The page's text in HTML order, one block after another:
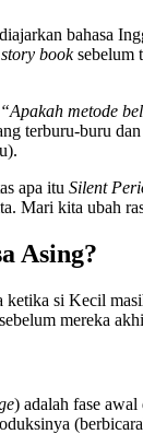
bahasa
story booksebelum
“Apakah metode
terburu-buru
apa itu Silent
Mari kita ubah
Asing?
si Kecil
mereka
) adalah fase